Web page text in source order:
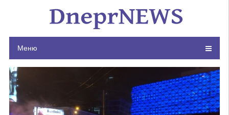
Меню